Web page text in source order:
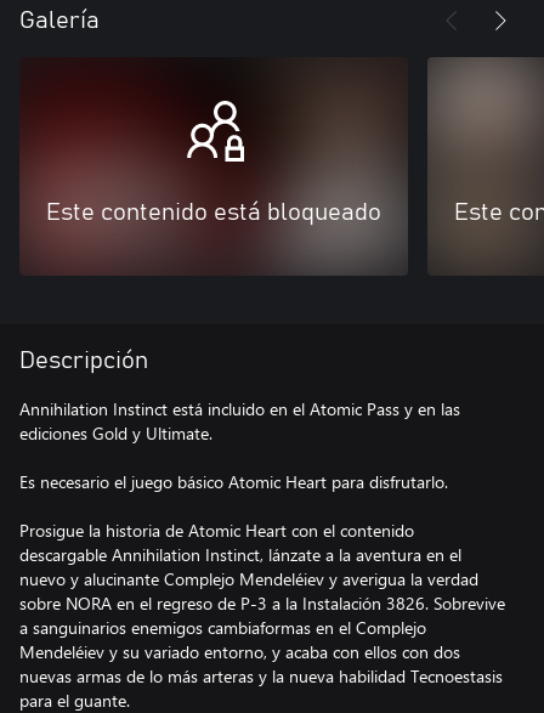
Galería
Este contenido está bloqueado Este
Descripción
Annihilation Instinct está incluido en el Atomic Pass y en las
ediciones Gold y Ultimate.
Es necesario el juego básico Atomic Heart para disfrutarlo.
Prosigue la historia de Atomic Heart con el contenido
descargable Annihilation Instinct, lánzate a la aventura en el
nuevo y alucinante Complejo Mendeléiev y averigua la verdad
sobre NORA en el regreso de P-3 a la Instalación 3826. Sobrevive
a sanguinarios enemigos cambiaformas en el Complejo
Mendeléiev y su variado entorno, y acaba con ellos con dos
nuevas armas de lo más arteras y la nueva habilidad Tecnoestasis
para el guante.